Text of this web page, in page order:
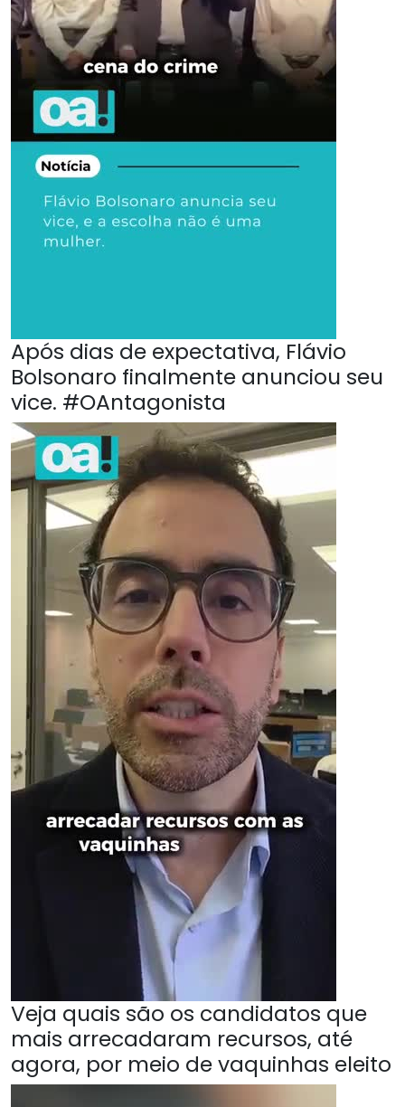
Após dias de expectativa, Flávio
Bolsonaro finalmente anunciou seu
vice. #OAntagonista
Veja quais são os candidatos que
mais arrecadaram recursos, até
agora, por meio de vaquinhas eleito